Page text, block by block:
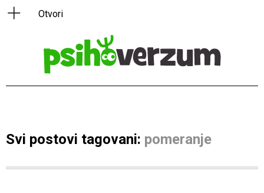
Svi postovi tagovani: pomeranje